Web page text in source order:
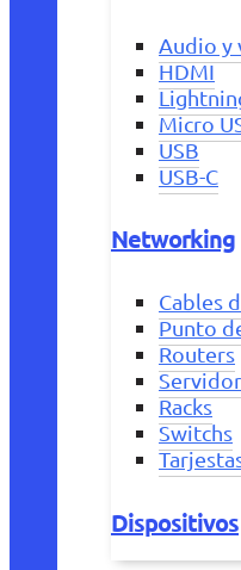
Audio y
HDMI
Micro
USB
USB-C
Networking
Cables
Punto
Routers
Racks
Switchs
Dispositivos